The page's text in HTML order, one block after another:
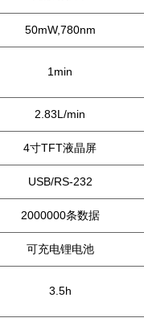
50mW,780nm
1min
2.83L/min
4寸TFT液晶屏
USB/RS-232
2000000条数据
可充电锂电池
3.5h